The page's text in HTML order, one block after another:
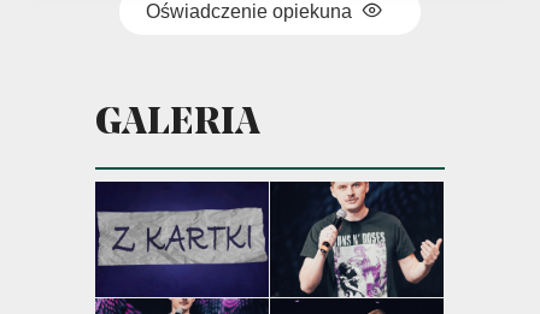
Oświadczenie opiekuna
GALERIA